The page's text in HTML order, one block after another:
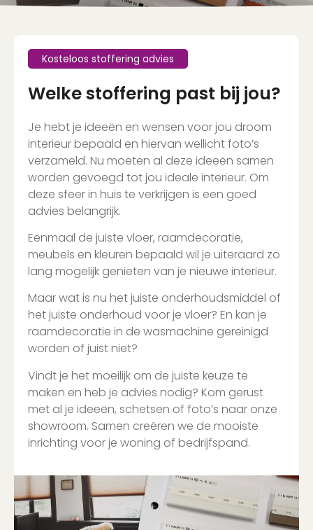
Kosteloos stoffering advies
Welke stoffering past bij jou?
Je hebt je ideeën en wensen voor jou droom
interieur bepaald en hiervan wellicht foto’s
verzameld. Nu moeten al deze ideeën samen
worden gevoegd tot jou ideale interieur. Om
deze sfeer in huis te verkrijgen is een goed
advies belangrijk.
Eenmaal de juiste vloer, raamdecoratie,
meubels en kleuren bepaald wil je uiteraard zo
lang mogelijk genieten van je nieuwe interieur.
Maar wat is nu het juiste onderhoudsmiddel of
het juiste onderhoud voor je vloer? En kan je
raamdecoratie in de wasmachine gereinigd
worden of juist niet?
Vindt je het moeilijk om de juiste keuze te
maken en heb je advies nodig? Kom gerust
met al je ideeën, schetsen of foto’s naar onze
showroom. Samen creëren we de mooiste
inrichting voor je woning of bedrijfspand.